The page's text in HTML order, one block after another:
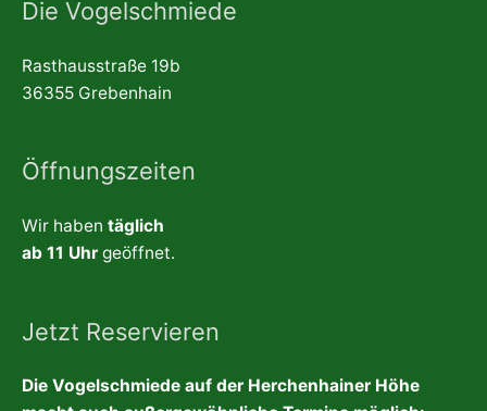
Die Vogelschmiede
Rasthausstraße 19b
36355 Grebenhain
Öffnungszeiten
Wir haben täglich
ab 11 Uhr geöffnet.
Jetzt Reservieren
Die Vogelschmiede auf der Herchenhainer Höhe